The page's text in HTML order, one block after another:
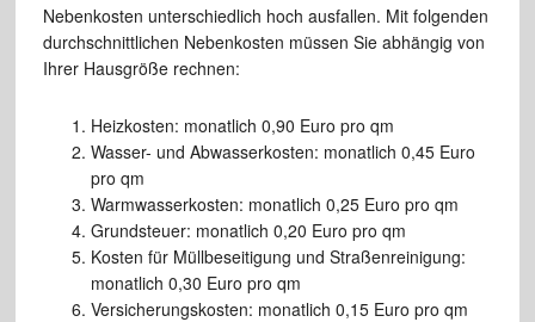
Nebenkosten unterschiedlich hoch ausfallen. Mit folgenden
durchschnittlichen Nebenkosten müssen Sie abhängig von
Ihrer Hausgröße rechnen:
Heizkosten: monatlich 0,90 Euro pro qm
Wasser- und Abwasserkosten: monatlich 0,45 Euro
pro qm
Warmwasserkosten: monatlich 0,25 Euro pro qm
Grundsteuer: monatlich 0,20 Euro pro qm
Kosten für Müllbeseitigung und Straßenreinigung:
monatlich 0,30 Euro pro qm
Versicherungskosten: monatlich 0,15 Euro pro qm